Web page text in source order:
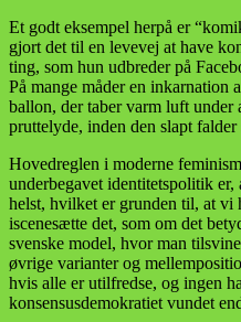
Et godt eksempel herpå er
gjort det til en levevej at have
ting, som hun udbreder på
På mange måder en inkarnation
ballon, der taber varm luft
pruttelyde, inden den slapt falder
Hovedreglen i moderne
underbegavet identitetspolitik
helst, hvilket er grunden til, at vi
iscenesætte det, som om det
svenske model, hvor man
øvrige varianter og
hvis alle er utilfredse, og ingen
konsensusdemokratiet vundet